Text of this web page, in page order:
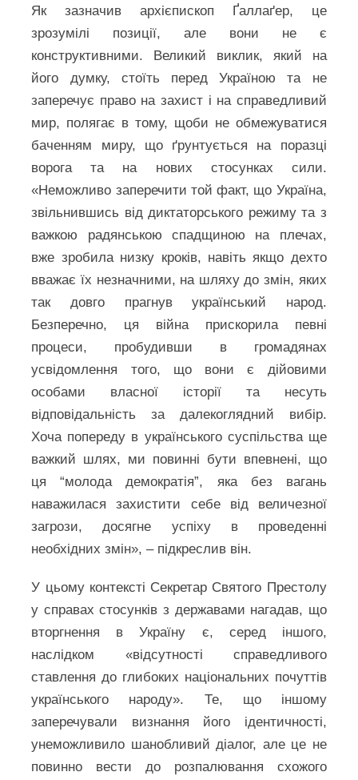
Як зазначив архієпископ Ґаллаґер, це
зрозумілі позиції, але вони не є
конструктивними. Великий виклик, який на
його думку, стоїть перед Україною та не
заперечує право на захист і на справедливий
мир, полягає в тому, щоби не обмежуватися
баченням миру, що ґрунтується на поразці
ворога та на нових стосунках сили.
«Неможливо заперечити той факт, що Україна,
звільнившись від диктаторського режиму та з
важкою радянською спадщиною на плечах,
вже зробила низку кроків, навіть якщо дехто
вважає їх незначними, на шляху до змін, яких
так довго прагнув український народ.
Безперечно, ця війна прискорила певні
процеси, пробудивши в громадянах
усвідомлення того, що вони є дійовими
особами власної історії та несуть
відповідальність за далекоглядний вибір.
Хоча попереду в українського суспільства ще
важкий шлях, ми повинні бути впевнені, що
ця “молода демократія”, яка без вагань
наважилася захистити себе від величезної
загрози, досягне успіху в проведенні
необхідних змін», – підкреслив він.
У цьому контексті Секретар Святого Престолу
у справах стосунків з державами нагадав, що
вторгнення в Україну є, серед іншого,
наслідком «відсутності справедливого
ставлення до глибоких національних почуттів
українського народу». Те, що іншому
заперечували визнання його ідентичності,
унеможливило шанобливий діалог, але це не
повинно вести до розпалювання схожого